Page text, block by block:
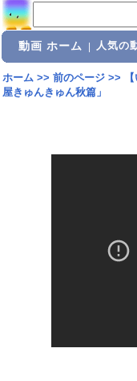
動画 ホーム 人気の
ホーム>> 前のページ>>
屋きゅんきゅん秋篇」